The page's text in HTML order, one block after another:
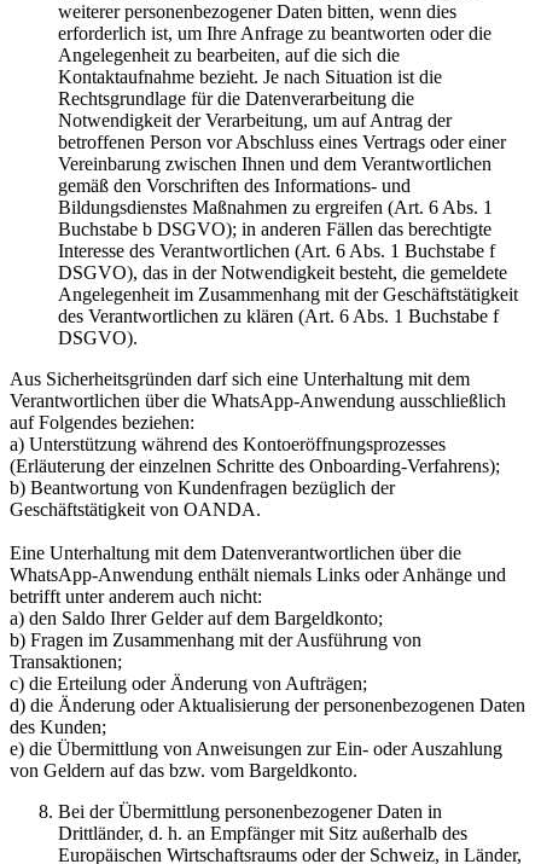
weiterer personenbezogener Daten bitten, wenn dies
erforderlich ist, um Ihre Anfrage zu beantworten oder die
Angelegenheit zu bearbeiten, auf die sich die
Kontaktaufnahme bezieht. Je nach Situation ist die
Rechtsgrundlage für die Datenverarbeitung die
Notwendigkeit der Verarbeitung, um auf Antrag der
betroffenen Person vor Abschluss eines Vertrags oder einer
Vereinbarung zwischen Ihnen und dem Verantwortlichen
gemäß den Vorschriften des Informations- und
Bildungsdienstes Maßnahmen zu ergreifen (Art. 6 Abs. 1
Buchstabe b DSGVO); in anderen Fällen das berechtigte
Interesse des Verantwortlichen (Art. 6 Abs. 1 Buchstabe f
DSGVO), das in der Notwendigkeit besteht, die gemeldete
Angelegenheit im Zusammenhang mit der Geschäftstätigkeit
des Verantwortlichen zu klären (Art. 6 Abs. 1 Buchstabe f
DSGVO).
Aus Sicherheitsgründen darf sich eine Unterhaltung mit dem
Verantwortlichen über die WhatsApp-Anwendung ausschließlich
auf Folgendes beziehen:
a) Unterstützung während des Kontoeröffnungsprozesses
(Erläuterung der einzelnen Schritte des Onboarding-Verfahrens);
b) Beantwortung von Kundenfragen bezüglich der
Geschäftstätigkeit von OANDA.
Eine Unterhaltung mit dem Datenverantwortlichen über die
WhatsApp-Anwendung enthält niemals Links oder Anhänge und
betrifft unter anderem auch nicht:
a) den Saldo Ihrer Gelder auf dem Bargeldkonto;
b) Fragen im Zusammenhang mit der Ausführung von
Transaktionen;
c) die Erteilung oder Änderung von Aufträgen;
d) die Änderung oder Aktualisierung der personenbezogenen Daten
des Kunden;
e) die Übermittlung von Anweisungen zur Ein- oder Auszahlung
von Geldern auf das bzw. vom Bargeldkonto.
Bei der Übermittlung personenbezogener Daten in
Drittländer, d. h. an Empfänger mit Sitz außerhalb des
Europäischen Wirtschaftsraums oder der Schweiz, in Länder,